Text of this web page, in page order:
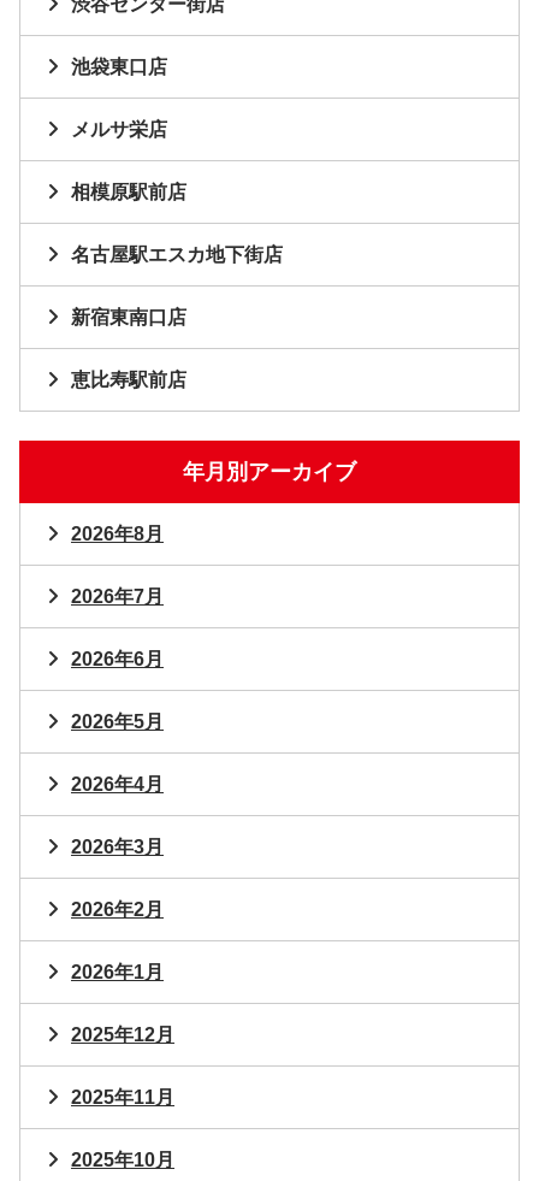
渋谷センター街店
池袋東口店
メルサ栄店
相模原駅前店
名古屋駅エスカ地下街店
新宿東南口店
恵比寿駅前店
年月別アーカイブ
2026年8月
2026年7月
2026年6月
2026年5月
2026年4月
2026年3月
2026年2月
2026年1月
2025年12月
2025年11月
2025年10月